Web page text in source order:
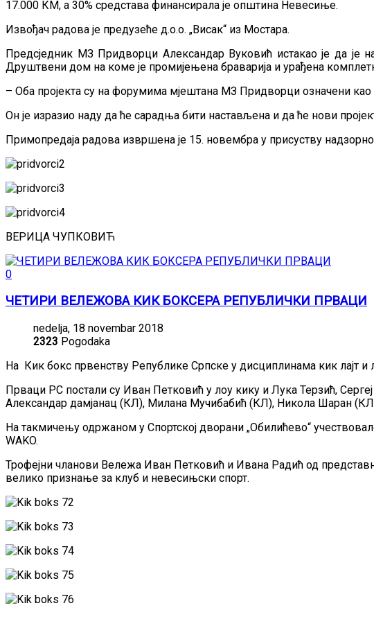
17.000 КМ, а 30% средстава финансирала је општина Невесиње.
Извођач радова је предузеће д.о.о. „Висак“ из Мостара.
Предсједник МЗ Придворци Александар Вуковић истакао је да је
Друштвени дом на коме је промијењена браварија и урађена
– Оба пројекта су на форумима мјештана МЗ Придворци означени као
Он је изразио наду да ће сарадња бити настављена и да ће нови
Примопредаја радова извршена је 15. новембра у присуству
ВЕРИЦА ЧУПКОВИЋ
0
ЧЕТИРИ ВЕЛЕЖОВА КИК БОКСЕРА РЕПУБЛИЧКИ ПРВАЦИ
nedelja, 18 novembar 2018
2323 Pogodaka
На Кик бокс првенству Републике Српске у дисциплинама кик лајт
Прваци РС постали су Иван Петковић у лоу кику и Лука Терзић,
Александар дамјанац (КЛ), Милана Мучибабић (КЛ), Никола Шаран
На такмичењу одржаном у Спортској дворани „Обилићево“
WAKO.
Трофејни чланови Вележа Иван Петковић и Ивана Радић од
велико признање за клуб и невесињски спорт.